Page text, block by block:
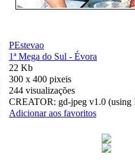
PEstevao
1ª Mega do Sul - Évora
22 Kb
300 x 400 pixeis
244 visualizações
CREATOR: gd-jpeg v1.0
Adicionar aos favoritos